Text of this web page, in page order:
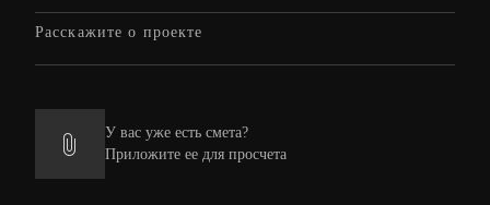
У вас уже есть смета?
Приложите ее для просчета